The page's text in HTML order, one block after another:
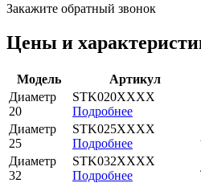
Закажите обратный звонок
Цены и
Модель Артикул
Диаметр
20
STK020XXXX
Подробнее
Диаметр
25
STK025XXXX
Подробнее
Диаметр
32
STK032XXXX
Подробнее